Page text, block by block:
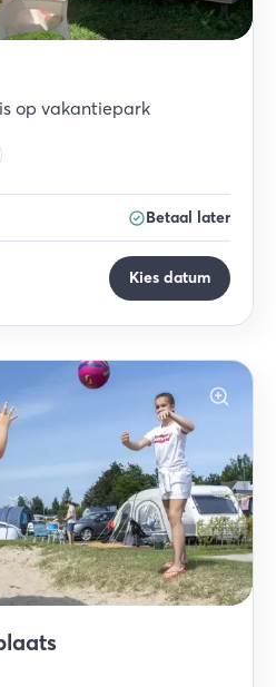
op vakantiepark
Betaal later
Kies datum